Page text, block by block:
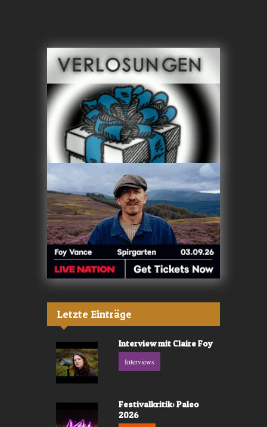
Letzte Einträge
Interview mit Claire Foy
Interviews
Festivalkritik: Paleo
2026